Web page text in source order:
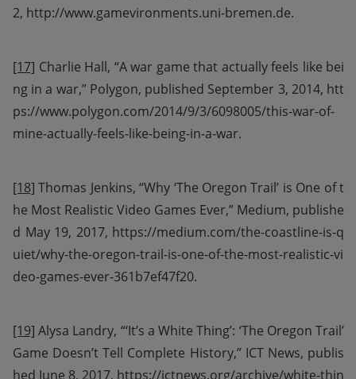
2, http://www.gamevironments.uni-bremen.de.
[17] Charlie Hall, “A war game that actually feels like bei
ng in a war,” Polygon, published September 3, 2014, htt
ps://www.polygon.com/2014/9/3/6098005/this-war-of-
mine-actually-feels-like-being-in-a-war.
[18] Thomas Jenkins, “Why ‘The Oregon Trail’ is One of t
he Most Realistic Video Games Ever,” Medium, publishe
d May 19, 2017, https://medium.com/the-coastline-is-q
uiet/why-the-oregon-trail-is-one-of-the-most-realistic-vi
deo-games-ever-361b7ef47f20.
[19] Alysa Landry, “‘It’s a White Thing’: ‘The Oregon Trail’
Game Doesn’t Tell Complete History,” ICT News, publis
hed June 8, 2017, https://ictnews.org/archive/white-thin